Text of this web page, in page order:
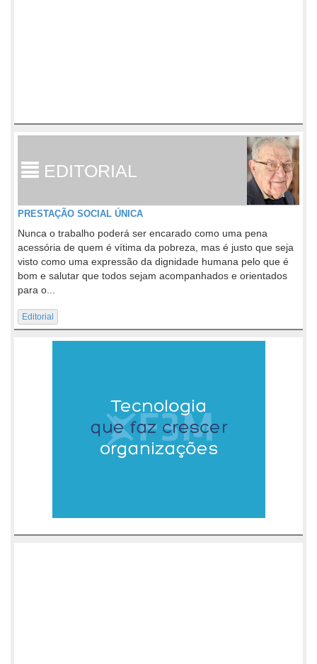
EDITORIAL
PRESTAÇÃO SOCIAL ÚNICA
Nunca o trabalho poderá ser encarado como uma pena
acessória de quem é vítima da pobreza, mas é justo que seja
visto como uma expressão da dignidade humana pelo que é
bom e salutar que todos sejam acompanhados e orientados
para o...
Editorial